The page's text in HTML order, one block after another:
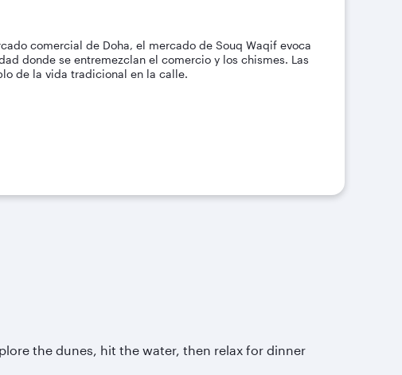
comercial de Doha, el mercado de Souq Waqif evoca
donde se entremezclan el comercio y los chismes. Las
de la vida tradicional en la calle.
the dunes, hit the water, then relax for dinner